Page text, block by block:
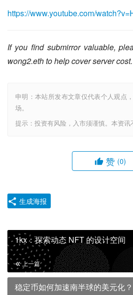
https://www.youtube.com/
If you find submirror valuable,
wong2.eth to help cover server cost.
申明：本站所发布文章仅代表个人观点
场。
提示：投资有风险，入市须谨慎。本资讯
赞 (0)
生成海报
1kx：探索动态 NFT 的设计空间
上一篇
稳定币如何加速南半球的美元化？